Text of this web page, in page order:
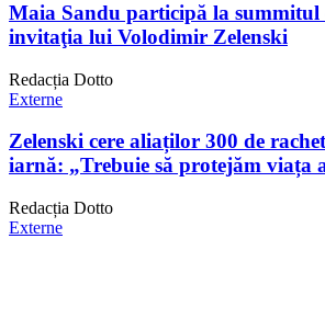
Maia Sandu participă la summitul
invitaţia lui Volodimir Zelenski
Redacția Dotto
Externe
Zelenski cere aliaților 300 de
iarnă: „Trebuie să protejăm viața
Redacția Dotto
Externe